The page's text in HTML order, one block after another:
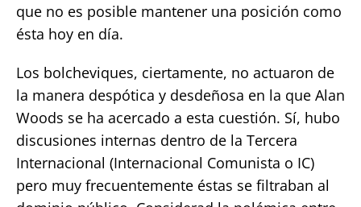
que no es posible mantener una posición como
ésta hoy en día.
Los bolcheviques, ciertamente, no actuaron de
la manera despótica y desdeñosa en la que Alan
Woods se ha acercado a esta cuestión. Sí, hubo
discusiones internas dentro de la Tercera
Internacional (Internacional Comunista o IC)
pero muy frecuentemente éstas se filtraban al